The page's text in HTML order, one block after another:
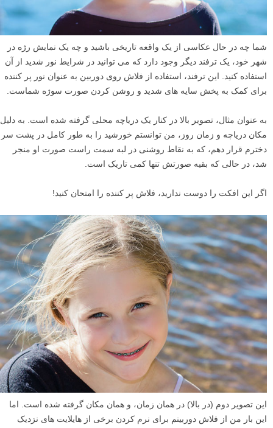
شما چه در حال عکاسی از یک واقعه تاریخی باشید و چه یک نمایش رژه در
شهر خود، یک ترفند دیگر وجود دارد که می توانید در شرایط نور شدید از آن
استفاده کنید. این ترفند، استفاده از فلاش روی دوربین به عنوان نور پر کننده
برای کمک به پخش سایه های شدید و روشن کردن صورت سوژه شماست.
به عنوان مثال، تصویر بالا در کنار یک دریاچه محلی گرفته شده است. به دلیل
مکان دریاچه و زمان روز، من توانستم خورشید را به طور کامل در پشت سر
دخترم قرار دهم، که به نقاط روشنی در لبه سمت راست صورت او منجر
شد، در حالی که بقیه صورتش تنها کمی تاریک است.
اگر این افکت را دوست ندارید، فلاش پر کننده را امتحان کنید!
این تصویر دوم (در بالا) در همان زمان، و همان مکان گرفته شده است. اما
این بار من از فلاش دوربینم برای نرم کردن برخی از هایلایت های نزدیک